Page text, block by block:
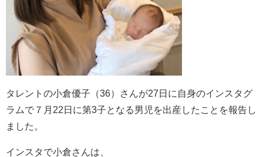
タレントの小倉優子 （36）さんが27日に自身のインスタグ
ラムで７月22日に第3子となる男児を出産したことを報告し
ました。
インスタで小倉さんは、